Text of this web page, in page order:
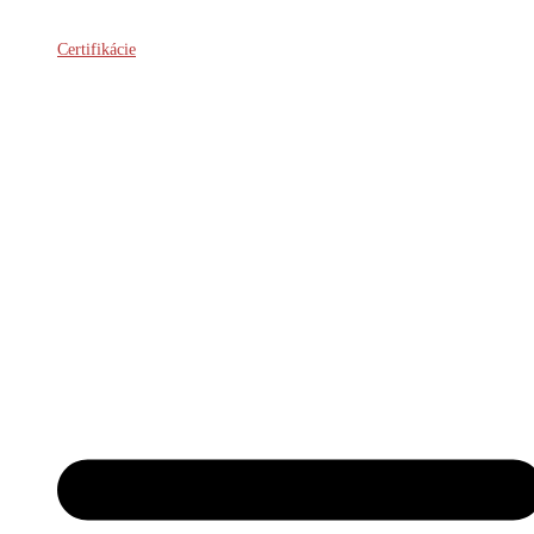
Certifikácie